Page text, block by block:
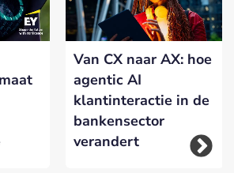
Van CX naar AX: hoe
agentic AI
klantinteractie in de
bankensector
verandert